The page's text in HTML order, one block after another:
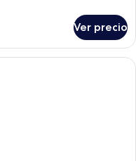
Ver precio
habitación de hotel con cama,